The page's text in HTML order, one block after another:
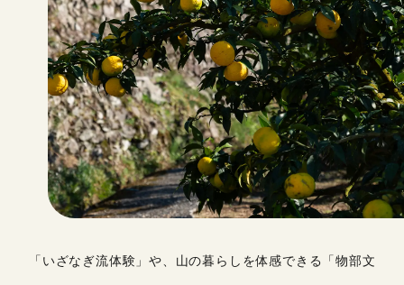
「いざなぎ流体験」や、山の暮らしを体感できる「物部文